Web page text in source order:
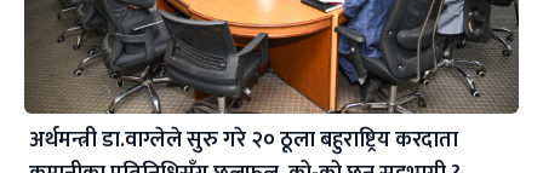
अर्थमन्त्री डा.वाग्लेले सुरु गरे २० ठूला बहुराष्ट्रिय करदाता